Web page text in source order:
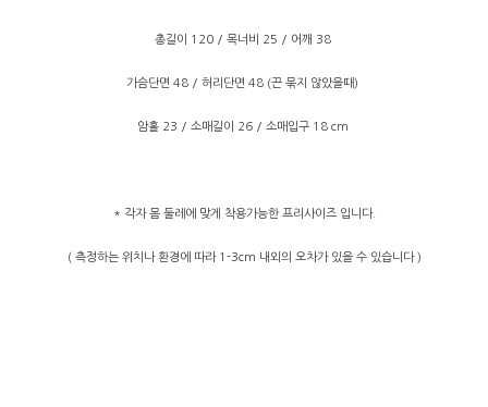
총길이 120 / 목너비 25 / 어깨 38
가슴단면 48 / 허리단면 48 (끈 묶지 않았을때)
암홀 23 / 소매길이 26 / 소매입구 18 cm
* 각자 몸 둘레에 맞게 착용가능한 프리사이즈 입니다.
( 측정하는 위치나 환경에 따라 1-3cm 내외의 오차가 있을 수 있습니다 )